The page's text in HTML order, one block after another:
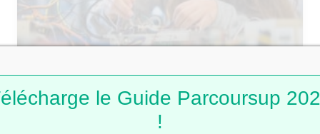
le Guide Parcoursup
!